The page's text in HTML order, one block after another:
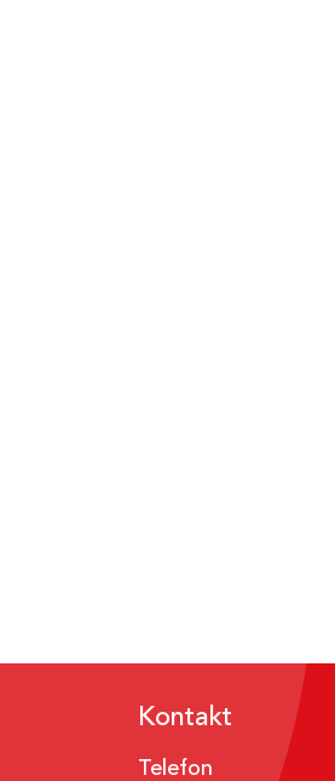
Kontakt
Telefon